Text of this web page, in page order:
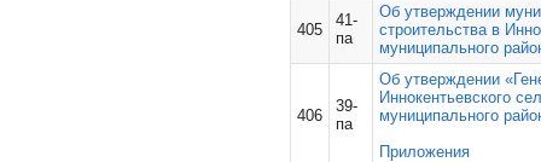
405
41-
па
Об утверждении
строительства в
муниципального
406
39-
па
Об утверждении
Иннокентьевского
муниципального
Приложения